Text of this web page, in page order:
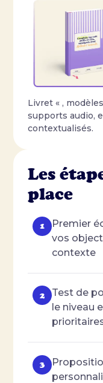
Livret « ,
supports audio,
contextualisés.
Les
place
Premier
vos
contexte
Test de
le niveau